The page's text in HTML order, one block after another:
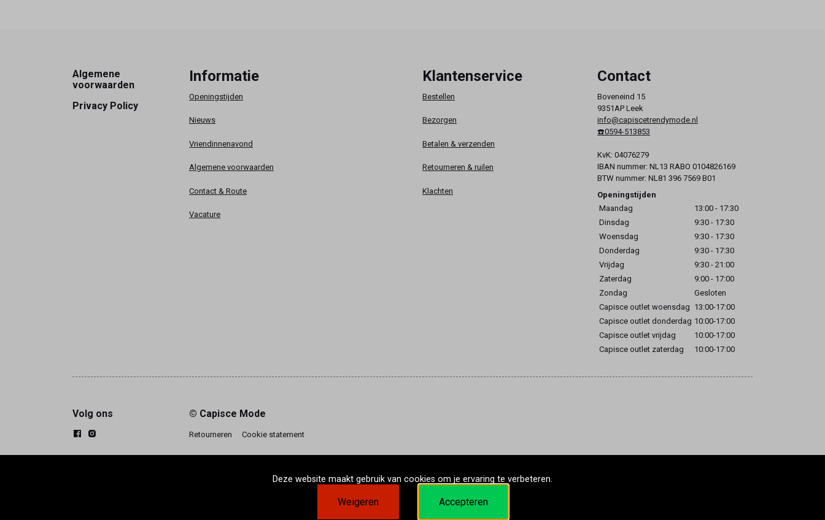
Footer
Algemene
voorwaarden
Privacy Policy
Informatie
Openingstijden
Nieuws
Vriendinnenavond
Algemene voorwaarden
Contact & Route
Vacature
Klantenservice
Bestellen
Bezorgen
Betalen & verzenden
Retourneren & ruilen
Klachten
Contact
Boveneind 15
9351AP Leek
info@capiscetrendymode.nl
☎️0594-513853
KvK: 04076279
IBAN nummer: NL13 RABO 0104826169
BTW nummer: NL81 396 7569 B01
Openingstijden
Maandag
13:00 - 17:30
Dinsdag
9:30 - 17:30
Woensdag
9:30 - 17:30
Donderdag
9:30 - 17:30
Vrijdag
9:30 - 21:00
Zaterdag
9:00 - 17:00
Zondag
Gesloten
Capisce outlet woensdag 13:00-17:00
Capisce outlet donderdag 10:00-17:00
Capisce outlet vrijdag
10:00-17:00
Capisce outlet zaterdag
10:00-17:00
Volg ons © Capisce Mode
Retourneren Cookie statement
Deze website maakt gebruik van cookies om je ervaring te verbeteren.
Weigeren Accepteren